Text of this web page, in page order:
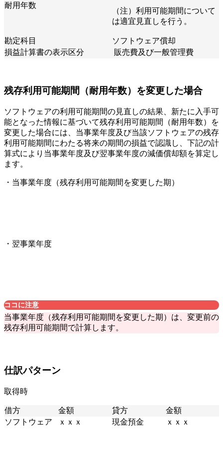
耐用年数
（注）利用可能期間について
は適宜見直しを行う。
勘定科目
ソフトウェア償却
損益計算書の表示区分
販売費及び一般管理費
残存利用可能期間（耐用年数）を変更した場合
ソフトウェアの利用可能期間の見直しの結果、新たに入手可
能となった情報に基づいて残存利用可能期間（耐用年数）を
変更した場合には、当事業年度及び当該ソフトウェアの残存
利用可能期間にわたる将来の期間の損益で認識し、下記の計
算式により当事業年度及び翌事業年度の減価償却額を算定し
ます。
・当事業年度（残存利用可能期間を変更した期）
・翌事業年度
ココに注意
当事業年度（残存利用可能期間を変更した期）は、変更前の
残存利用可能期間で計算します。
仕訳パターン
取得時
借方 金額 貸方
金額
ソフトウェア
ｘｘｘ 現金預金 ｘｘｘ